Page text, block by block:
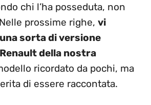
chi l’ha posseduta, non
prossime righe, vi
sorta di versione
della nostra
ricordato da pochi, ma
di essere raccontata.